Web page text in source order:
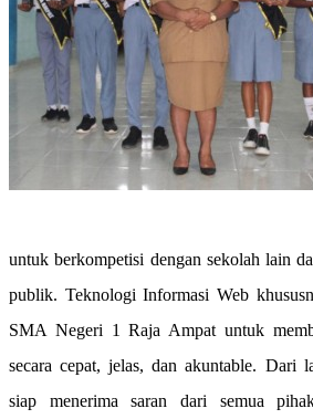
untuk berkompetisi dengan sekolah lain
publik. Teknologi Informasi Web
SMA Negeri 1 Raja Ampat untuk
secara cepat, jelas, dan akuntable. Dari
siap menerima saran dari semua